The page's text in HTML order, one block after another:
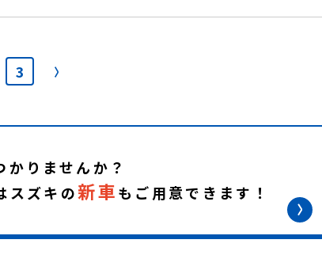
3
かりませんか？
スズキの新車もご用意できます！